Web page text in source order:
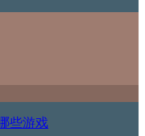
些游戏